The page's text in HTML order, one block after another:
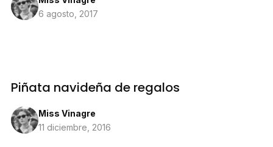
6 agosto, 2017
Piñata navideña de regalos
Miss Vinagre
11 diciembre, 2016